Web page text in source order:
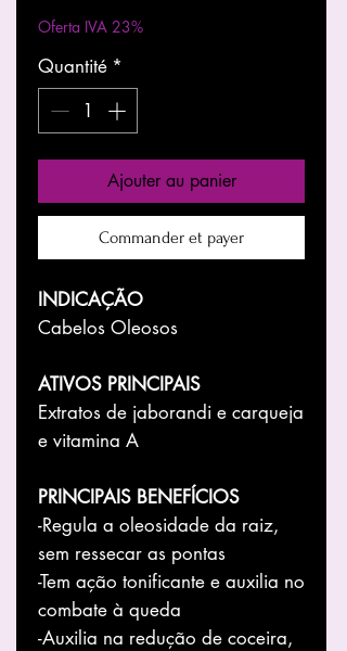
Oferta IVA 23%
Quantité *
Ajouter au panier
Commander et payer
INDICAÇÃO
Cabelos Oleosos
ATIVOS PRINCIPAIS
Extratos de jaborandi e carqueja
e vitamina A
PRINCIPAIS BENEFÍCIOS
-Regula a oleosidade da raiz,
sem ressecar as pontas
-Tem ação tonificante e auxilia no
combate à queda
-Auxilia na redução de coceira,